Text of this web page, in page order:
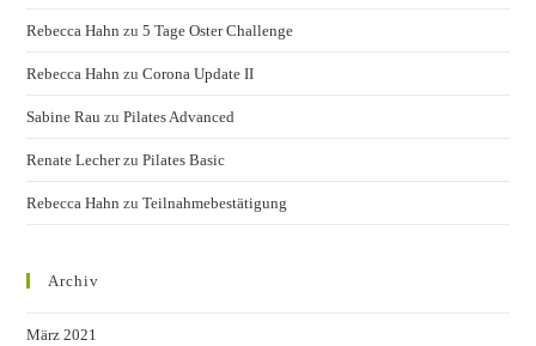
Rebecca Hahn zu5 Tage Oster Challenge
Rebecca Hahn zuCorona Update II
Sabine Rau zuPilates Advanced
Renate LecherzuPilates Basic
Rebecca Hahn zuTeilnahmebestätigung
Archiv
März 2021